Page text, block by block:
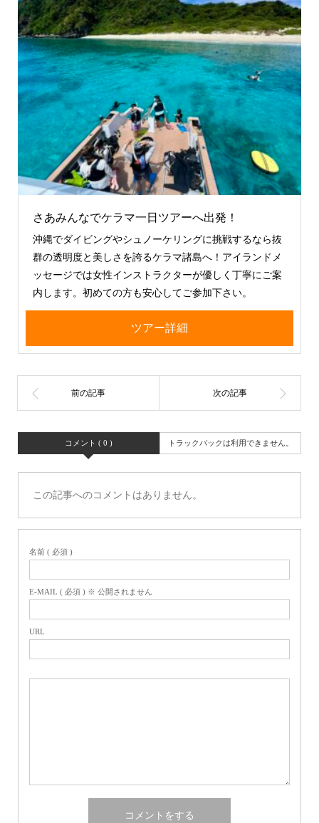
さあみんなでケラマ一日ツアーへ出発！
沖縄でダイビングやシュノーケリングに挑戦するなら抜
群の透明度と美しさを誇るケラマ諸島へ！アイランドメ
ッセージでは女性インストラクターが優しく丁寧にご案
内します。初めての方も安心してご参加下さい。
ツアー詳細
コメント ( 0 ) トラックバックは利用できません。
この記事へのコメントはありません。
名前 ( 必須 )
E-MAIL ( 必須 ) ※ 公開されません
URL